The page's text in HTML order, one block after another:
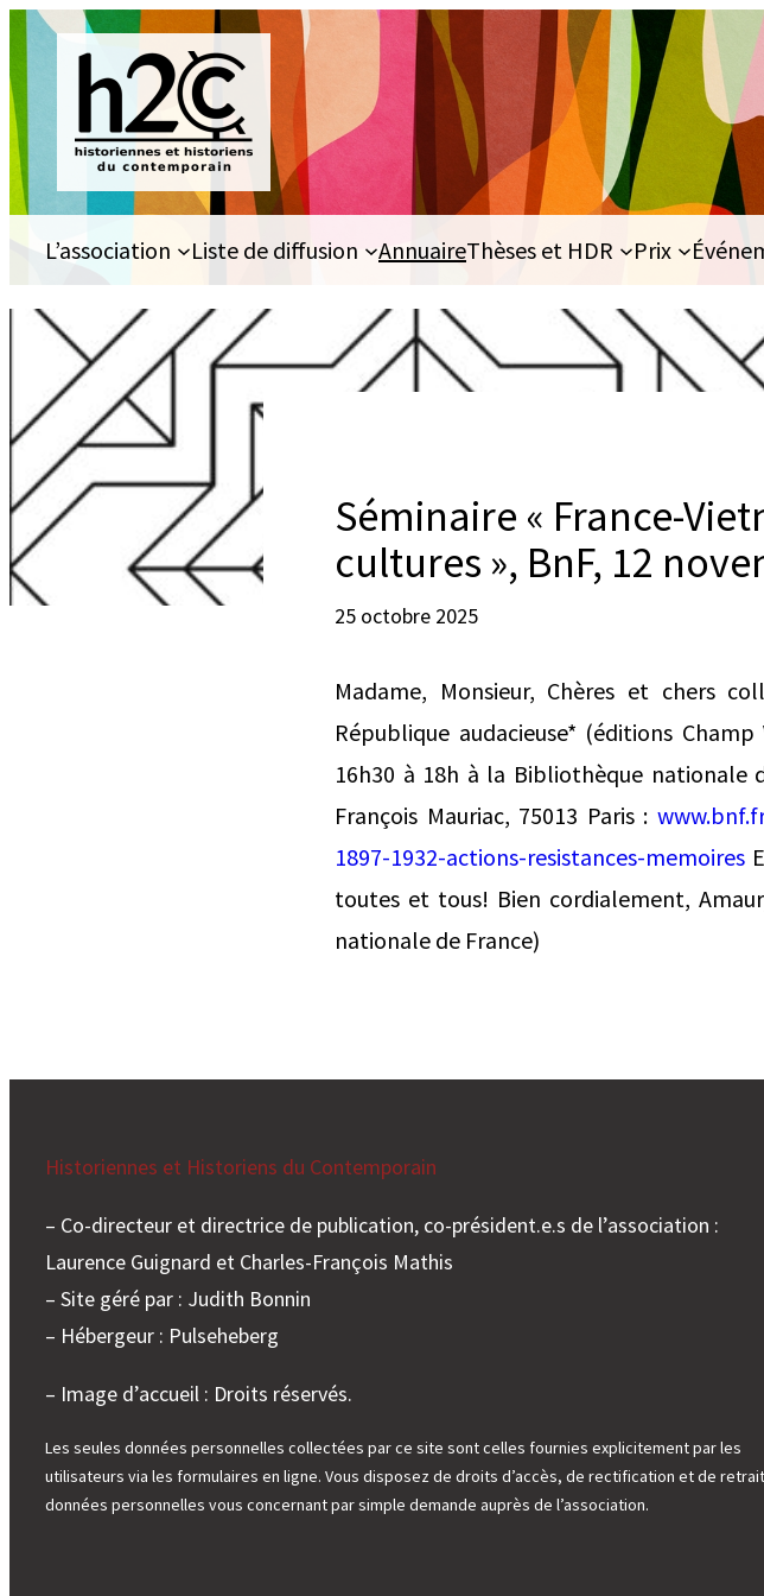
Aller
au
contenu
L’association Liste de diffusion AnnuaireThèses et HDR Prix
Séminaire « France-
cultures », BnF, 12
25 octobre 2025
Madame, Monsieur, Chères et chers
République audacieuse* (éditions
16h30 à 18h à la Bibliothèque nationale
François Mauriac, 75013 Paris :
1897-1932-actions-resistances-memoires
toutes et tous! Bien cordialement,
nationale de France)
Historiennes et Historiens du Contemporain
– Co-directeur et directrice de publication, co-président.e.s de l’association :
Laurence Guignard et Charles-François Mathis
– Site géré par : Judith Bonnin
– Hébergeur : Pulseheberg
– Image d’accueil : Droits réservés.
Les seules données personnelles collectées par ce site sont celles fournies explicitement par les
utilisateurs via les formulaires en ligne. Vous disposez de droits d’accès, de rectification et de
données personnelles vous concernant par simple demande auprès de l’association.